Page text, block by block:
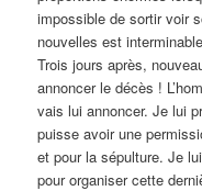
impossible de sortir voir
nouvelles est
Trois jours après,
annoncer le décès !
vais lui annoncer. Je lui
puisse avoir une
et pour la sépulture. Je
pour organiser cette